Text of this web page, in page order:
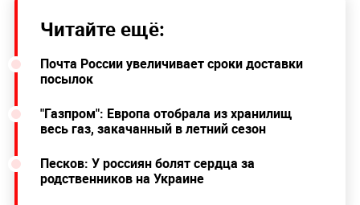
Читайте ещё:
Почта России увеличивает сроки доставки
посылок
"Газпром": Европа отобрала из хранилищ
весь газ, закачанный в летний сезон
Песков: У россиян болят сердца за
родственников на Украине